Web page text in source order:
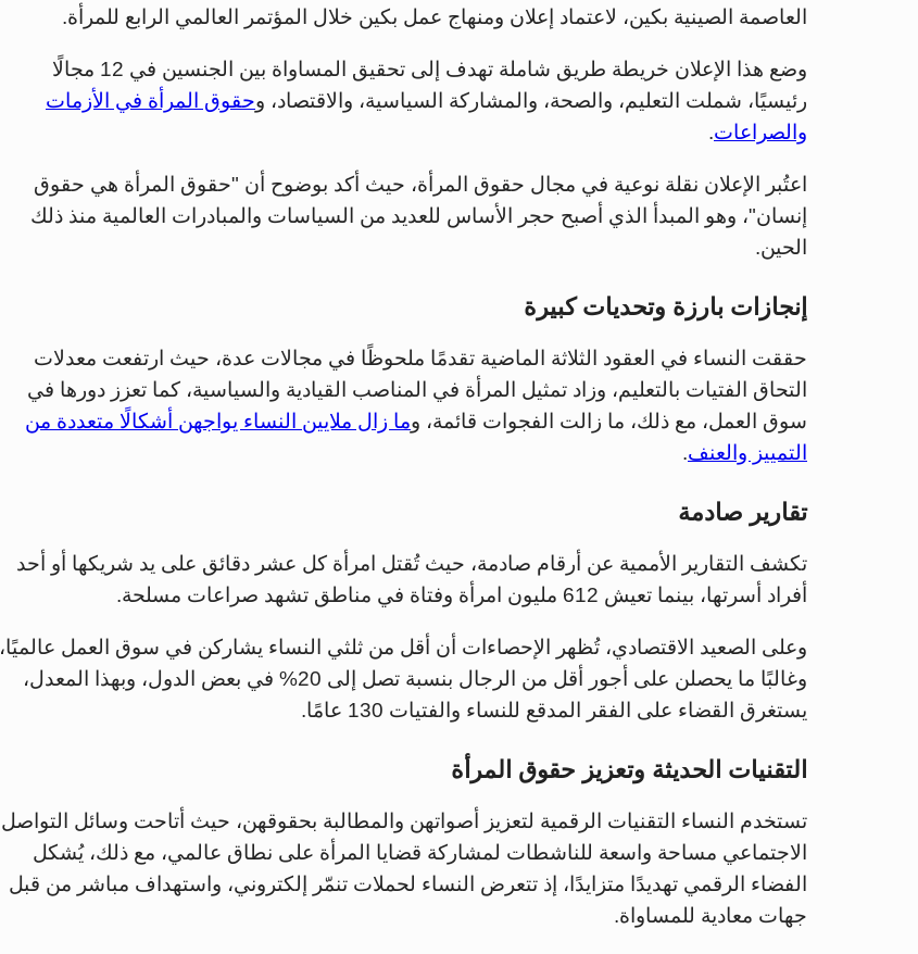
العاصمة الصينية بكين، لاعتماد إعلان ومنهاج عمل بكين خلال المؤتمر العالمي الرابع للمرأة.
وضع هذا الإعلان خريطة طريق شاملة تهدف إلى تحقيق المساواة بين الجنسين في 12 مجالًا
رئيسيًا، شملت التعليم، والصحة، والمشاركة السياسية، والاقتصاد، وحقوق المرأة في الأزمات
والصراعات.
اعتُبر الإعلان نقلة نوعية في مجال حقوق المرأة، حيث أكد بوضوح أن "حقوق المرأة هي حقوق
إنسان"، وهو المبدأ الذي أصبح حجر الأساس للعديد من السياسات والمبادرات العالمية منذ ذلك
الحين.
إنجازات بارزة وتحديات كبيرة
حققت النساء في العقود الثلاثة الماضية تقدمًا ملحوظًا في مجالات عدة، حيث ارتفعت معدلات
التحاق الفتيات بالتعليم، وزاد تمثيل المرأة في المناصب القيادية والسياسية، كما تعزز دورها في
سوق العمل، مع ذلك، ما زالت الفجوات قائمة، وما زال ملايين النساء يواجهن أشكالًا متعددة من
التمييز والعنف.
تقارير صادمة
تكشف التقارير الأممية عن أرقام صادمة، حيث تُقتل امرأة كل عشر دقائق على يد شريكها أو أحد
أفراد أسرتها، بينما تعيش 612 مليون امرأة وفتاة في مناطق تشهد صراعات مسلحة.
وعلى الصعيد الاقتصادي، تُظهر الإحصاءات أن أقل من ثلثي النساء يشاركن في سوق العمل عالميًا،
وغالبًا ما يحصلن على أجور أقل من الرجال بنسبة تصل إلى 20% في بعض الدول، وبهذا المعدل،
يستغرق القضاء على الفقر المدقع للنساء والفتيات 130 عامًا.
التقنيات الحديثة وتعزيز حقوق المرأة
تستخدم النساء التقنيات الرقمية لتعزيز أصواتهن والمطالبة بحقوقهن، حيث أتاحت وسائل التواصل
الاجتماعي مساحة واسعة للناشطات لمشاركة قضايا المرأة على نطاق عالمي، مع ذلك، يُشكل
الفضاء الرقمي تهديدًا متزايدًا، إذ تتعرض النساء لحملات تنمّر إلكتروني، واستهداف مباشر من قبل
جهات معادية للمساواة.